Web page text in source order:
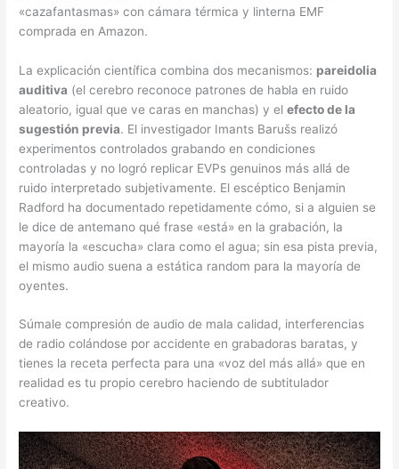
«cazafantasmas» con cámara térmica y linterna EMF
comprada en Amazon.
La explicación científica combina dos mecanismos: pareidolia
auditiva (el cerebro reconoce patrones de habla en ruido
aleatorio, igual que ve caras en manchas) y elefecto de la
sugestión previa. El investigador Imants Barušs realizó
experimentos controlados grabando en condiciones
controladas y no logró replicar EVPs genuinos más allá de
ruido interpretado subjetivamente. El escéptico Benjamin
Radford ha documentado repetidamente cómo, si a alguien se
le dice de antemano qué frase «está» en la grabación, la
mayoría la «escucha» clara como el agua; sin esa pista previa,
el mismo audio suena a estática random para la mayoría de
oyentes.
Súmale compresión de audio de mala calidad, interferencias
de radio colándose por accidente en grabadoras baratas, y
tienes la receta perfecta para una «voz del más allá» que en
realidad es tu propio cerebro haciendo de subtitulador
creativo.